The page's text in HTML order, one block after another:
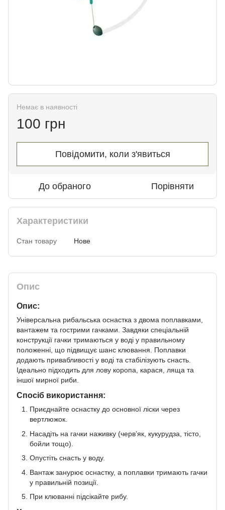
Немає в наявності
100 грн
Повідомити, коли з'явиться
До обраного Порівняти
Характеристики
Стан товару Нове
Опис
Опис:
Універсальна рибальська оснастка з двома поплавками,
вантажем та гострими гачками. Завдяки спеціальній
конструкції гачки тримаються у воді у правильному
положенні, що підвищує шанс клювання. Поплавки
додають привабливості у воді та стабілізують снасть.
Ідеально підходить для лову коропа, карася, ляща та
іншої мирної риби.
Спосіб використання:
Приєднайте оснастку до основної ліски через
вертлюжок.
Насадіть на гачки наживку (черв’як, кукурудза, тісто,
бойли тощо).
Опустіть снасть у воду.
Вантаж занурює оснастку, а поплавки тримають гачки
у правильній позиції.
При клюванні підсікайте рибу.